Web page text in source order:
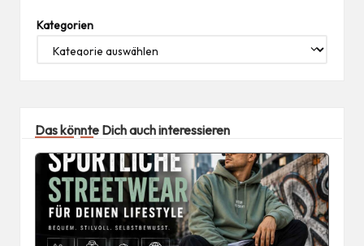
Kategorien
Das könnte Dich auch interessieren